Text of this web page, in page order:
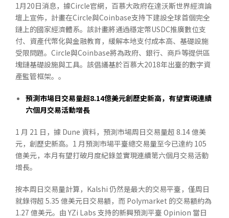
1月20日消息，據Circle官網，百慕大政府在達沃斯世界經濟論
壇上宣佈，計畫在Circle與Coinbase支持下建設全球首個完全
鏈上的國家經濟體系。該計畫將通過穩定幣USDC推廣數位支
付、資產代幣化與金融教育，緩解本地支付成本高、基礎設施
受限問題。Circle與Coinbase將為政府、銀行、商戶等提供區
塊鏈基礎設施與工具。該倡議基於百慕大2018年出臺的數字資
產監管框架。。
預測市場日交易量超8.14億美元創歷史新高，有望實現連續
六個月交易活動增長
1 月 21 日，據 Dune 資料，預測市場周日交易量超 8.14 億美
元，創歷史新高。1 月預測市場平臺總交易量至今已達約 105
億美元，本月有望打破月度紀錄並實現連續第六個月交易活動
增長。
按本周日交易量計算，Kalshi 仍然是最大的交易平臺，僅周日
就錄得超 5.35 億美元日交易額，而 Polymarket 的交易額約為
1.27 億美元。由 YZi Labs 支持的新興預測平臺 Opinion 當日